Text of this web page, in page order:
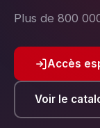
Plus de 800
Accès
Voir le